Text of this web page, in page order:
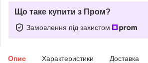
Що таке купити з Пром?
Замовлення під захистом
Опис Характеристики Доставка